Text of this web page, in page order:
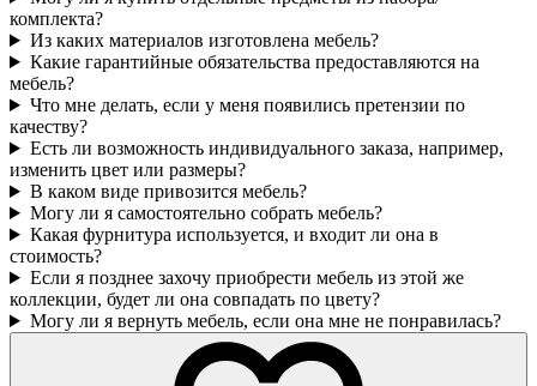
комплекта?
Из каких материалов изготовлена мебель?
Какие гарантийные обязательства предоставляются на
мебель?
Что мне делать, если у меня появились претензии по
качеству?
Есть ли возможность индивидуального заказа, например,
изменить цвет или размеры?
В каком виде привозится мебель?
Могу ли я самостоятельно собрать мебель?
Какая фурнитура используется, и входит ли она в
стоимость?
Если я позднее захочу приобрести мебель из этой же
коллекции, будет ли она совпадать по цвету?
Могу ли я вернуть мебель, если она мне не понравилась?